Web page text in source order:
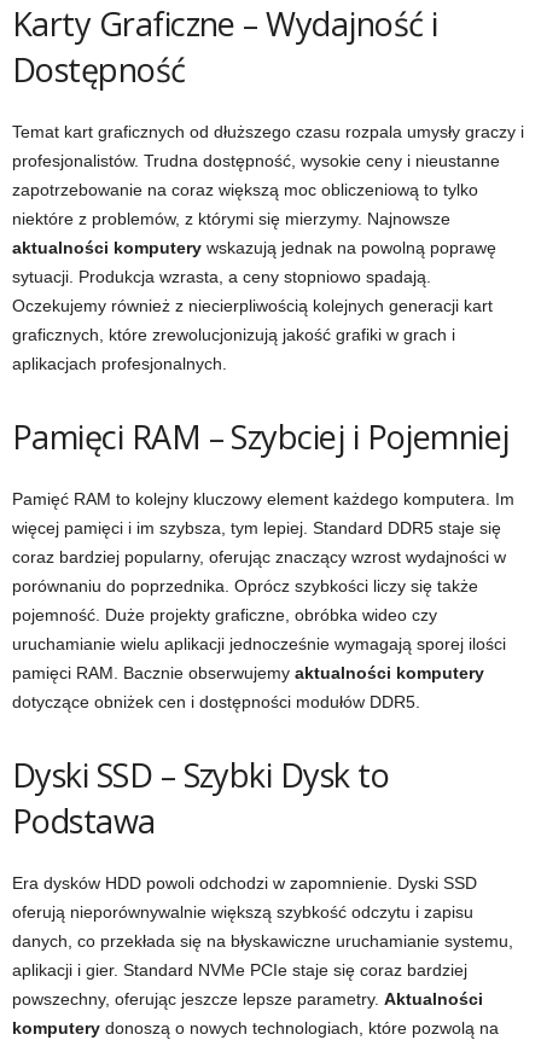
Karty Graficzne – Wydajność i
Dostępność
Temat kart graficznych od dłuższego czasu rozpala umysły graczy i
profesjonalistów. Trudna dostępność, wysokie ceny i nieustanne
zapotrzebowanie na coraz większą moc obliczeniową to tylko
niektóre z problemów, z którymi się mierzymy. Najnowsze
aktualności komputery wskazują jednak na powolną poprawę
sytuacji. Produkcja wzrasta, a ceny stopniowo spadają.
Oczekujemy również z niecierpliwością kolejnych generacji kart
graficznych, które zrewolucjonizują jakość grafiki w grach i
aplikacjach profesjonalnych.
Pamięci RAM – Szybciej i Pojemniej
Pamięć RAM to kolejny kluczowy element każdego komputera. Im
więcej pamięci i im szybsza, tym lepiej. Standard DDR5 staje się
coraz bardziej popularny, oferując znaczący wzrost wydajności w
porównaniu do poprzednika. Oprócz szybkości liczy się także
pojemność. Duże projekty graficzne, obróbka wideo czy
uruchamianie wielu aplikacji jednocześnie wymagają sporej ilości
pamięci RAM. Bacznie obserwujemy aktualności komputery
dotyczące obniżek cen i dostępności modułów DDR5.
Dyski SSD – Szybki Dysk to
Podstawa
Era dysków HDD powoli odchodzi w zapomnienie. Dyski SSD
oferują nieporównywalnie większą szybkość odczytu i zapisu
danych, co przekłada się na błyskawiczne uruchamianie systemu,
aplikacji i gier. Standard NVMe PCIe staje się coraz bardziej
powszechny, oferując jeszcze lepsze parametry. Aktualności
komputery donoszą o nowych technologiach, które pozwolą na